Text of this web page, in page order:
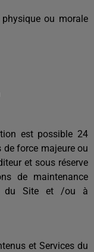
ou morale
est possible 24
de force majeure ou
et sous réserve
de maintenance
du Site et /ou à
et Services du